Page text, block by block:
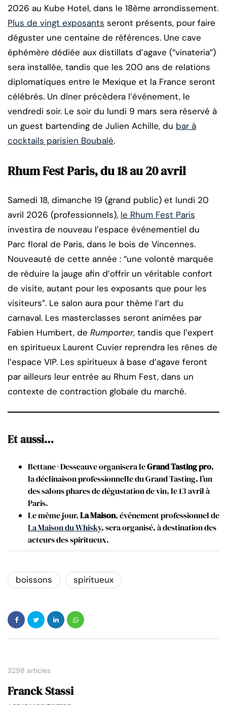
2026 au Kube Hotel, dans le 18ème arrondissement.
Plus de vingt exposants seront présents, pour faire
déguster une centaine de références. Une cave
éphémère dédiée aux distillats d’agave (“vinateria”)
sera installée, tandis que les 200 ans de relations
diplomatiques entre le Mexique et la France seront
célébrés. Un dîner précèdera l’événement, le
vendredi soir. Le soir du lundi 9 mars sera réservé à
un guest bartending de Julien Achille, du bar à
cocktails parisien Boubalé.
Rhum Fest Paris, du 18 au 20 avril
Samedi 18, dimanche 19 (grand public) et lundi 20
avril 2026 (professionnels), le Rhum Fest Paris
investira de nouveau l’espace événementiel du
Parc floral de Paris, dans le bois de Vincennes.
Nouveauté de cette année : “une volonté marquée
de réduire la jauge afin d’offrir un véritable confort
de visite, autant pour les exposants que pour les
visiteurs”. Le salon aura pour thème l’art du
carnaval. Les masterclasses seront animées par
Fabien Humbert, de Rumporter, tandis que l’expert
en spiritueux Laurent Cuvier reprendra les rênes de
l’espace VIP. Les spiritueux à base d’agave feront
par ailleurs leur entrée au Rhum Fest, dans un
contexte de contraction globale du marché.
Et aussi…
Bettane+Desseauve organisera leGrand Tasting pro,
la déclinaison professionnelle du Grand Tasting, l’un
des salons phares de dégustation de vin, le 13 avril à
Paris.
Le même jour,La Maison, événement professionnel de
La Maison du Whisky, sera organisé, à destination des
acteurs des spiritueux.
boissons spiritueux
3298 articles
Franck Stassi